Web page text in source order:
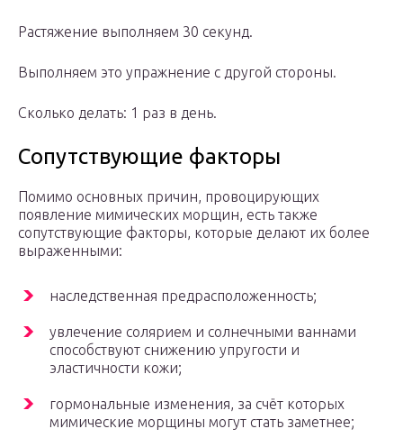
Растяжение выполняем 30 секунд.
Выполняем это упражнение с другой стороны.
Сколько делать: 1 раз в день.
Сопутствующие факторы
Помимо основных причин, провоцирующих
появление мимических морщин, есть также
сопутствующие факторы, которые делают их более
выраженными:
наследственная предрасположенность;
увлечение солярием и солнечными ваннами
способствуют снижению упругости и
эластичности кожи;
гормональные изменения, за счёт которых
мимические морщины могут стать заметнее;